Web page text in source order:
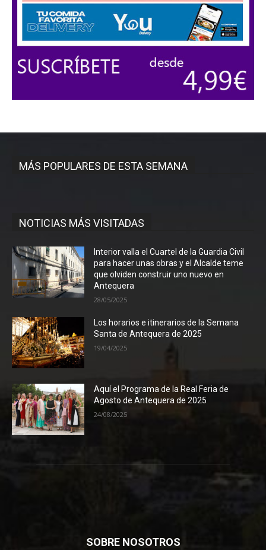
MÁS POPULARES DE ESTA SEMANA
NOTICIAS MÁS VISITADAS
Interior valla el Cuartel de la Guardia Civil
para hacer unas obras y el Alcalde teme
que olviden construir uno nuevo en
Antequera
28/05/2025
Los horarios e itinerarios de la Semana
Santa de Antequera de 2025
19/04/2025
Aquí el Programa de la Real Feria de
Agosto de Antequera de 2025
24/08/2025
SOBRE NOSOTROS